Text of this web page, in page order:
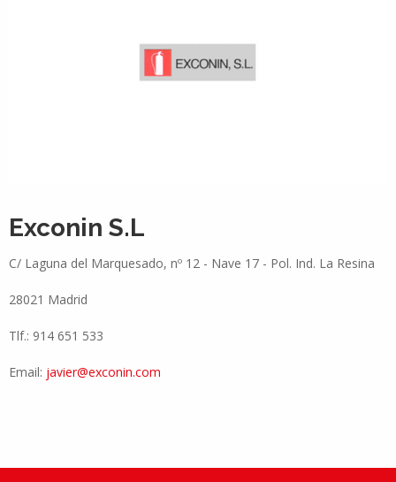
Exconin S.L
C/ Laguna del Marquesado, nº 12 - Nave 17 - Pol. Ind. La Resina
28021 Madrid
Tlf.: 914 651 533
Email: javier@exconin.com